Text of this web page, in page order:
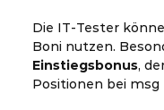
Die IT-Tester
Boni nutzen.
Einstiegsbonus,
Positionen bei msg